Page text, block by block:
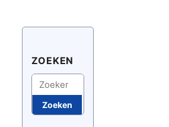
ZOEKEN
Zoeken
Zoeken